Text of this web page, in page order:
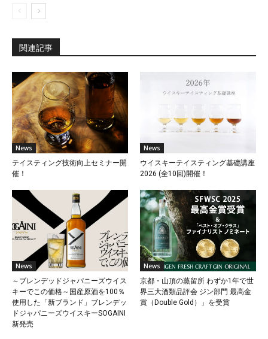
関連記事
News
テイスティング技術向上セミナー開
催！
News
ウイスキーテイスティング基礎講座
2026 (全10回)開催！
News
～ブレンデッドジャパニーズウイス
キーでこの価格～国産原酒を100％
使用した「新ブランド」ブレンデッ
ドジャパニーズウイスキーSOGAINI
新発売
News
京都・山頂の蒸留所 わずか1年で世
界三大酒類品評会 ジン部門 最高金
賞（Double Gold）」を受賞